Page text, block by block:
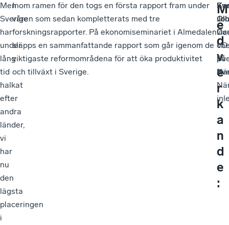
Men
Sverige
har
under
lång
tid
halkat
efter
andra
länder,
vi
har
nu
den
lägsta
placeringen
i
Inom ramen för den togs en första rapport fram under
våren som sedan kompletterats med tre
forskningsrapporter. På ekonomiseminariet i Almedalen
släpps en sammanfattande rapport som går igenom de
viktigaste reformområdena för att öka produktivitet
och tillväxt i Sverige.
M
e
d
v
e
r
k
a
n
d
e
:
VD
på